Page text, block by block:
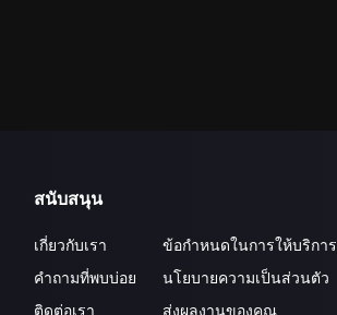
สนับสนุน
เกี่ยวกับเรา
คำถามที่พบบ่อย
ติดต่อเรา
ข้อกำหนดในการให้บริการ
นโยบายความเป็นส่วนตัว
ส่งผลงานของคุณ